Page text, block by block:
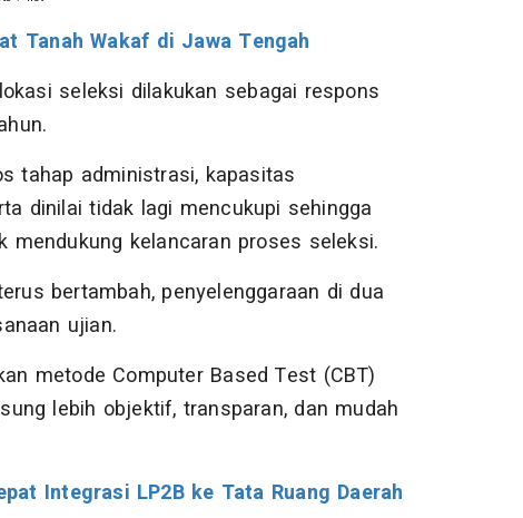
Tanah Wakaf di Jawa Tengah
seleksi dilakukan sebagai respons
tahap administrasi, kapasitas
dinilai tidak lagi mencukupi sehingga
kelancaran proses seleksi.
bertambah, penyelenggaraan di dua
ujian.
metode Computer Based Test (CBT)
lebih objektif, transparan, dan mudah
Integrasi LP2B ke Tata Ruang Daerah